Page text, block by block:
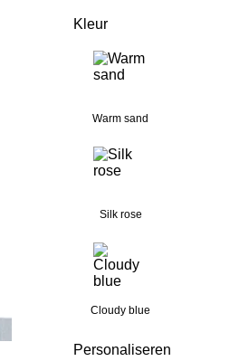
Kleur
Warm sand
Silk rose
Cloudy blue
Personaliseren